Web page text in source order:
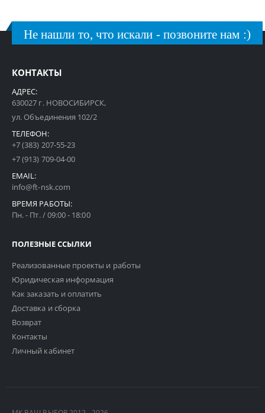
Не нашли то, что искали - позвоните нам :)
КОНТАКТЫ
АДРЕС:
630027 г. НОВОСИБИРСК,
ул. Объединения 102/2
ТЕЛЕФОН:
+7 (383) 207-55-23
+7 (913) 709-04-00
EMAIL:
info@ft-nsk.com
ВРЕМЯ РАБОТЫ:
Пн. - Пт. / 09:00 - 18:00
ПОЛЕЗНЫЕ ССЫЛКИ
Реализованные проекты и работы
Юридическая информация
Как заказать и оплатить
Доставка и сборка
Возврат
Контакты
Личный кабинет